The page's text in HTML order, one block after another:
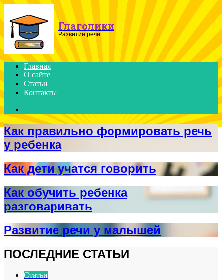
Menu
Глаголики
Развитие речи
Главная
О сайте
Статьи
Контакты
for
Как правильно формировать речь
у ребенка
Как дети учатся говорить
Как обучить ребенка
разговаривать
Развитие речи у малышей
ПОСЛЕДНИЕ СТАТЬИ
Статьи